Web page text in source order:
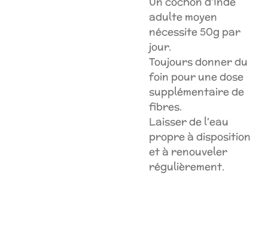
adulte moyen
nécessite 50g par
jour.
Toujours donner du
foin pour une dose
supplémentaire de
fibres.
Laisser de l'eau
propre à disposition
et à renouveler
régulièrement.